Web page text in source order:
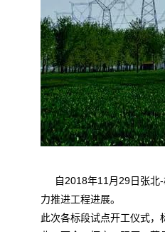
自2018年11月29日张北-
力推进工程进展。
此次各标段试点开工仪式